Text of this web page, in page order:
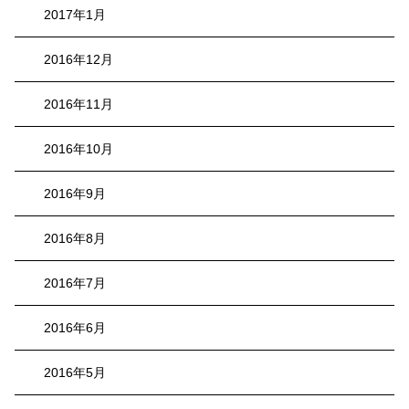
2017年1月
2016年12月
2016年11月
2016年10月
2016年9月
2016年8月
2016年7月
2016年6月
2016年5月